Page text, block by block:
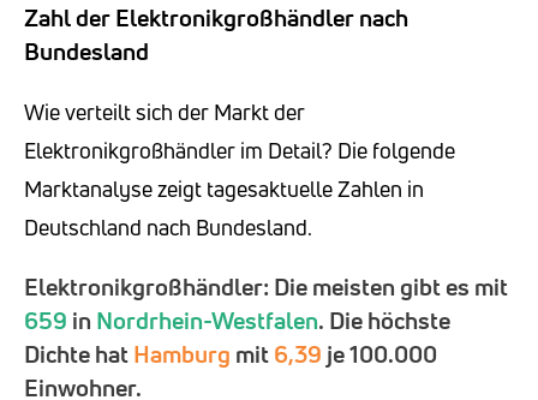
Zahl der Elektronikgroßhändler nach
Bundesland
Wie verteilt sich der Markt der
Elektronikgroßhändler im Detail? Die folgende
Marktanalyse zeigt tagesaktuelle Zahlen in
Deutschland nach Bundesland.
Elektronikgroßhändler: Die meisten gibt es mit
659 in Nordrhein-Westfalen. Die höchste
Dichte hatHamburg mit6,39 je 100.000
Einwohner.